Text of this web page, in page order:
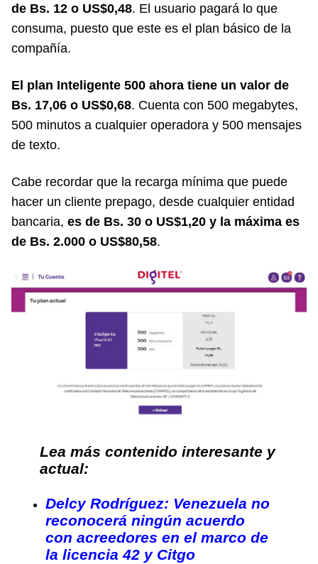
de Bs. 12 o US$0,48. El usuario pagará lo que
consuma, puesto que este es el plan básico de la
compañía.
El plan Inteligente 500 ahora tiene un valor de
Bs. 17,06 o US$0,68. Cuenta con 500 megabytes,
500 minutos a cualquier operadora y 500 mensajes
de texto.
Cabe recordar que la recarga mínima que puede
hacer un cliente prepago, desde cualquier entidad
bancaria, es de Bs. 30 o US$1,20 y la máxima es
de Bs. 2.000 o US$80,58.
Lea más contenido interesante y
actual:
Delcy Rodríguez: Venezuela no
reconocerá ningún acuerdo
con acreedores en el marco de
la licencia 42 y Citgo